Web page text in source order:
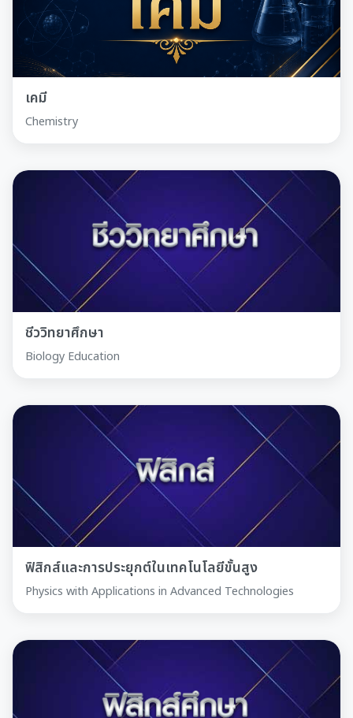
เคมี
Chemistry
ชีววิทยาศึกษา
Biology Education
ฟิสิกส์และการประยุกต์ในเทคโนโลยีขั้นสูง
Physics with Applications in Advanced Technologies